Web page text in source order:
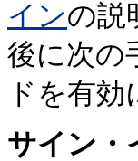
インの説
後に次の
ドを有
サイン・